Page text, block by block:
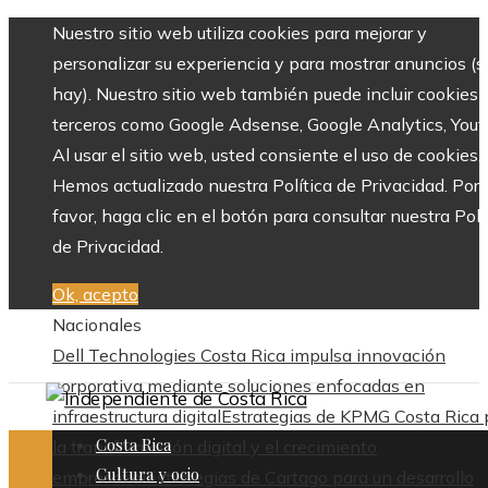
Nuestro sitio web utiliza cookies para mejorar y
personalizar su experiencia y para mostrar anuncios
hay). Nuestro sitio web también puede incluir cookies
terceros como Google Adsense, Google Analytics,
Al usar el sitio web, usted consiente el uso de cookies.
Hemos actualizado nuestra Política de Privacidad. Por
favor, haga clic en el botón para consultar nuestra
de Privacidad.
Ok, acepto
Nacionales
Dell Technologies Costa Rica impulsa innovación
corporativa mediante soluciones enfocadas en
infraestructura digitalEstrategias de KPMG Costa Rica
la transformación digital y el crecimiento
empresarialEstrategias de Cartago para un desarrollo
Costa Rica
Cultura y ocio